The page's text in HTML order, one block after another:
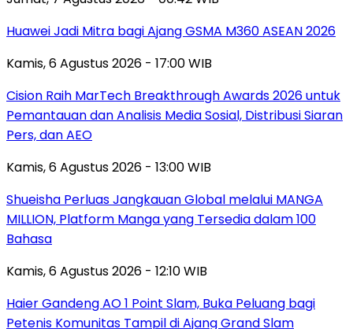
Huawei Jadi Mitra bagi Ajang GSMA M360 ASEAN 2026
Kamis, 6 Agustus 2026 - 17:00 WIB
Cision Raih MarTech Breakthrough Awards 2026 untuk
Pemantauan dan Analisis Media Sosial, Distribusi Siaran
Pers, dan AEO
Kamis, 6 Agustus 2026 - 13:00 WIB
Shueisha Perluas Jangkauan Global melalui MANGA
MILLION, Platform Manga yang Tersedia dalam 100
Bahasa
Kamis, 6 Agustus 2026 - 12:10 WIB
Haier Gandeng AO 1 Point Slam, Buka Peluang bagi
Petenis Komunitas Tampil di Ajang Grand Slam